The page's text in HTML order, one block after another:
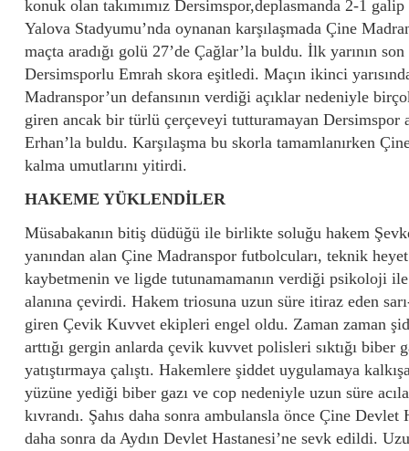
Takımımız Çine Madranspor deplasmanında
yenik duruma düşmesine rağmen,son
dakikalarda bulduğu golle 2-1 galip ayrıldı.
konuk olan takımımız Dersimspor,deplasmanda 2-1
Yalova Stadyumu’nda oynanan karşılaşmada Çine
maçta aradığı golü 27’de Çağlar’la buldu. İlk yarının
Dersimsporlu Emrah skora eşitledi. Maçın ikinci
Madranspor’un defansının verdiği açıklar nedeniyle
giren ancak bir türlü çerçeveyi tutturamayan Dersimspor
Erhan’la buldu. Karşılaşma bu skorla tamamlanırken
kalma umutlarını yitirdi.
HAKEME YÜKLENDİLER
Müsabakanın bitiş düdüğü ile birlikte soluğu hakem
yanından alan Çine Madranspor futbolcuları, teknik
kaybetmenin ve ligde tutunamamanın verdiği psikoloji ile
alanına çevirdi. Hakem triosuna uzun süre itiraz eden
giren Çevik Kuvvet ekipleri engel oldu. Zaman zaman
arttığı gergin anlarda çevik kuvvet polisleri sıktığı biber
yatıştırmaya çalıştı. Hakemlere şiddet uygulamaya
yüzüne yediği biber gazı ve cop nedeniyle uzun süre
kıvrandı. Şahıs daha sonra ambulansla önce Çine Devlet
daha sonra da Aydın Devlet Hastanesi’ne sevk edildi.